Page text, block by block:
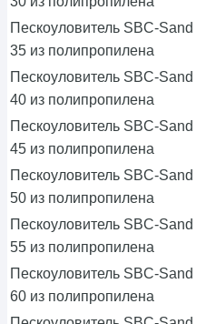
Пескоуловитель SBC-Sand
35 из полипропилена
Пескоуловитель SBC-Sand
40 из полипропилена
Пескоуловитель SBC-Sand
45 из полипропилена
Пескоуловитель SBC-Sand
50 из полипропилена
Пескоуловитель SBC-Sand
55 из полипропилена
Пескоуловитель SBC-Sand
60 из полипропилена